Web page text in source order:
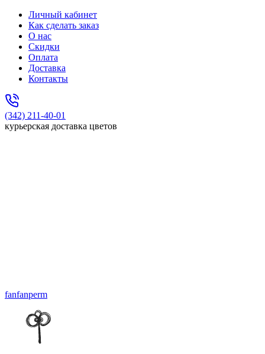
Личный кабинет
Как сделать заказ
О нас
Скидки
Оплата
Доставка
Контакты
(342) 211-40-01
курьерская доставка цветов
fanfanperm